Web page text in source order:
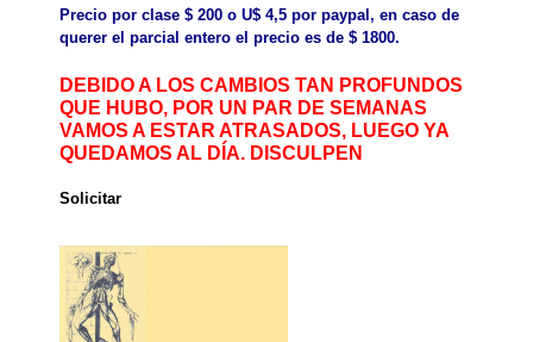
Precio por clase $ 200 o U$ 4,5 por paypal, en caso de
querer el parcial entero el precio es de $ 1800.
DEBIDO A LOS CAMBIOS TAN PROFUNDOS
QUE HUBO, POR UN PAR DE SEMANAS
VAMOS A ESTAR ATRASADOS, LUEGO YA
QUEDAMOS AL DÍA. DISCULPEN
Solicitar